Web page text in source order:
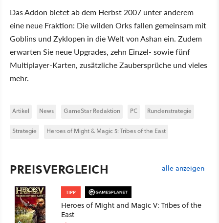
Das Addon bietet ab dem Herbst 2007 unter anderem
eine neue Fraktion: Die wilden Orks fallen gemeinsam mit
Goblins und Zyklopen in die Welt von Ashan ein. Zudem
erwarten Sie neue Upgrades, zehn Einzel- sowie fünf
Multiplayer-Karten, zusätzliche Zaubersprüche und vieles
mehr.
Artikel News GameStar Redaktion PC Rundenstrategie
Strategie Heroes of Might & Magic 5: Tribes of the East
PREISVERGLEICH alle anzeigen
TIPP
Heroes of Might and Magic V: Tribes of the
East